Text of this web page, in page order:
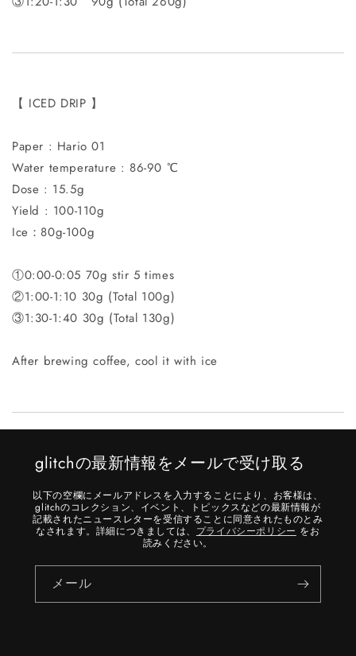
【 ICED DRIP 】
Paper : Hario 01
Water temperature : 86-90 ℃
Dose : 15.5g
Yield : 100-110g
Ice：80g-100g
①0:00-0:05 70g stir 5 times
②1:00-1:10 30g (Total 100g)
③1:30-1:40 30g (Total 130g)
After brewing coffee, cool it with ice
glitchの最新情報をメールで受け取る
以下の空欄にメールアドレスを入力することにより、お客様は、
glitchのコレクション、イベント、トピックスなどの最新情報が
記載されたニュースレターを受信することに同意されたものとみ
なされます。詳細につきましては、 プライバシーポリシー をお
読みください。
メール